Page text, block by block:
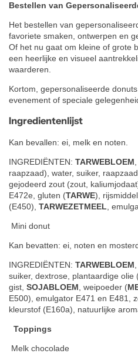
Bestellen van
Het bestellen van
favoriete smaken, ontwerpen en
Of het nu gaat om kleine of grote
een heerlijke en visueel
waarderen.
Kortom, gepersonaliseerde
evenement of speciale
Ingredientenlijst
Kan bevallen: ei, melk en noten.
INGREDIËNTEN: TARWEBLOEM
raapzaad), water, suiker,
gejodeerd zout (zout,
E472e, gluten (TARWE),
(E450), TARWEZETMEEL ,
Mini donut
Kan bevatten: ei, noten en
INGREDIËNTEN: TARWEBLOEM
suiker, dextrose, plantaardige olie
gist, SOJABLOEM , weipoeder (
E500), emulgator E471 en E481,
kleurstof (E160a), natuurlijke
Toppings
Melk chocolade